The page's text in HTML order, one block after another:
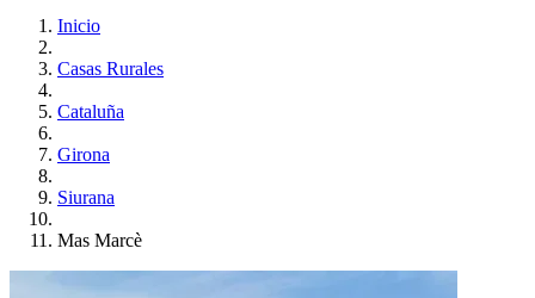
Inicio
Casas Rurales
Cataluña
Girona
Siurana
Mas Marcè